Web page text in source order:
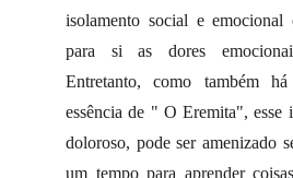
isolamento social e emocional
para si as dores
Entretanto, como também
essência de " O Eremita", esse
doloroso, pode ser amenizado
um tempo para aprender